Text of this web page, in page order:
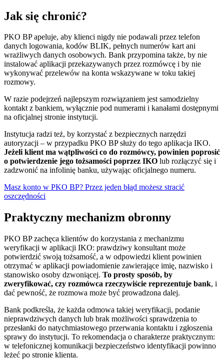
Jak się chronić?
PKO BP apeluje, aby klienci nigdy nie podawali przez telefon
danych logowania, kodów BLIK, pełnych numerów kart ani
wrażliwych danych osobowych. Bank przypomina także, by nie
instalować aplikacji przekazywanych przez rozmówcę i by nie
wykonywać przelewów na konta wskazywane w toku takiej
rozmowy.
W razie podejrzeń najlepszym rozwiązaniem jest samodzielny
kontakt z bankiem, wyłącznie pod numerami i kanałami dostępnymi
na oficjalnej stronie instytucji.
Instytucja radzi też, by korzystać z bezpiecznych narzędzi
autoryzacji – w przypadku PKO BP służy do tego aplikacja IKO.
Jeżeli klient ma wątpliwości co do rozmówcy, powinien poprosić
o potwierdzenie jego tożsamości poprzez IKO lub rozłączyć się i
zadzwonić na infolinię banku, używając oficjalnego numeru.
Masz konto w PKO BP? Przez jeden błąd możesz stracić
oszczędności
Praktyczny mechanizm obronny
PKO BP zachęca klientów do korzystania z mechanizmu
weryfikacji w aplikacji IKO: prawdziwy konsultant może
potwierdzić swoją tożsamość, a w odpowiedzi klient powinien
otrzymać w aplikacji powiadomienie zawierające imię, nazwisko i
stanowisko osoby dzwoniącej. To prosty sposób, by
zweryfikować, czy rozmówca rzeczywiście reprezentuje bank, i
dać pewność, że rozmowa może być prowadzona dalej.
Bank podkreśla, że każda odmowa takiej weryfikacji, podanie
nieprawdziwych danych lub brak możliwości sprawdzenia to
przesłanki do natychmiastowego przerwania kontaktu i zgłoszenia
sprawy do instytucji. To rekomendacja o charakterze praktycznym:
w telefonicznej komunikacji bezpieczeństwo identyfikacji powinno
leżeć po stronie klienta.